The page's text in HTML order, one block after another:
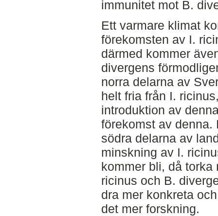
immunitet mot B.
Ett varmare klimat
förekomsten av I.
därmed kommer
divergens
norra delarna av
helt fria från I.
introduktion av
förekomst av denna.
södra delarna av
minskning av I.
kommer bli, då
ricinus och B.
dra mer konkreta
det mer forskning.